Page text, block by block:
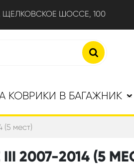
ЩЕЛКОВСКОЕ ШОССЕ, 100
КОВРИКИ В БАГАЖНИК
(5 мест)
2007-2014 (5